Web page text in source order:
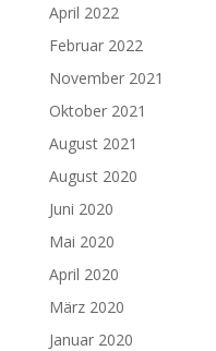
April 2022
Februar 2022
November 2021
Oktober 2021
August 2021
August 2020
Juni 2020
Mai 2020
April 2020
März 2020
Januar 2020